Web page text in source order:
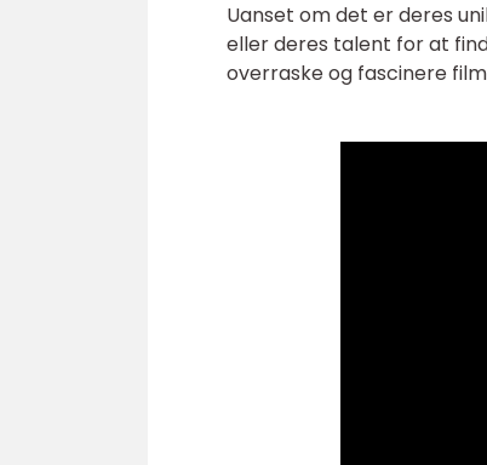
Uanset om det er deres
eller deres talent for at
overraske og fascinere